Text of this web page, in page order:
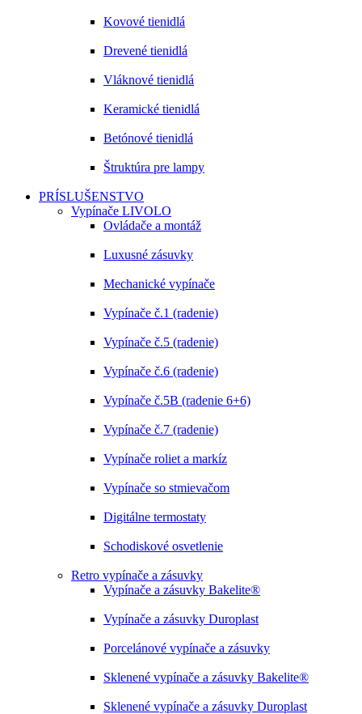
Kovové tienidlá
Drevené tienidlá
Vláknové tienidlá
Keramické tienidlá
Betónové tienidlá
Štruktúra pre lampy
PRÍSLUŠENSTVO
Vypínače LIVOLO
Ovládače a montáž
Luxusné zásuvky
Mechanické vypínače
Vypínače č.1 (radenie)
Vypínače č.5 (radenie)
Vypínače č.6 (radenie)
Vypínače č.5B (radenie 6+6)
Vypínače č.7 (radenie)
Vypínače roliet a markíz
Vypínače so stmievačom
Digitálne termostaty
Schodiskové osvetlenie
Retro vypínače a zásuvky
Vypínače a zásuvky Bakelite®
Vypínače a zásuvky Duroplast
Porcelánové vypínače a zásuvky
Sklenené vypínače a zásuvky Bakelite®
Sklenené vypínače a zásuvky Duroplast